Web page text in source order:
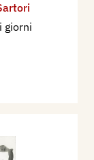
giorni